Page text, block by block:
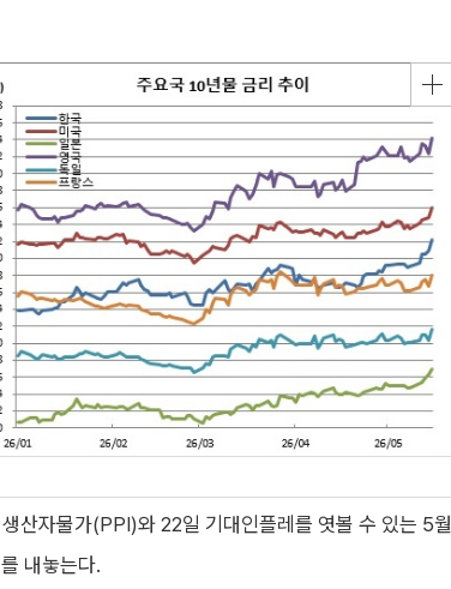
산자물가(PPI)와 22일 기대인플레를 엿볼 수 있는 5월
내놓는다.